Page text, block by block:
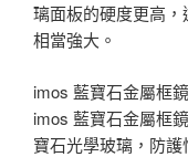
璃面板的硬度更高
相當強大。
imos 藍寶石金屬框
imos 藍寶石金屬框
寶石光學玻璃，防